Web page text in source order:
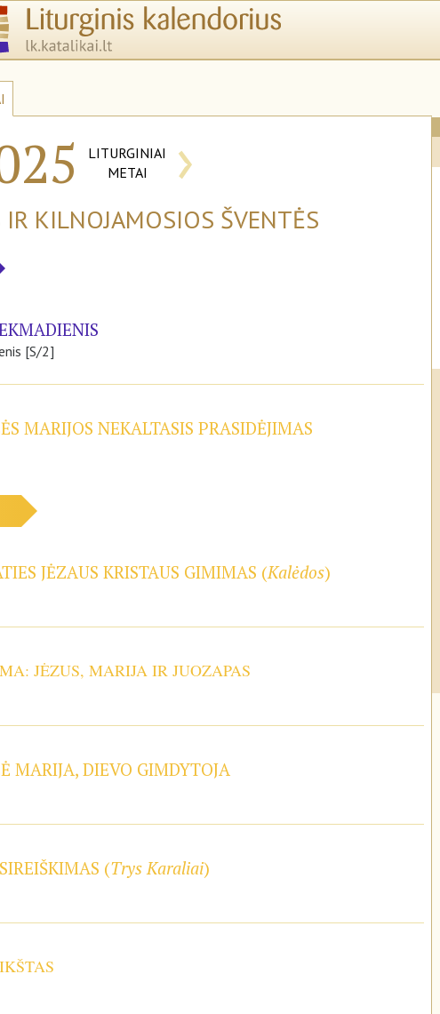
LITURGINIAI
METAI
›
KILNOJAMOSIOS ŠVENTĖS
[S/2]
MARIJOS NEKALTASIS PRASIDĖJIMAS
JĖZAUS KRISTAUS GIMIMAS (Kalėdos)
JĖZUS, MARIJA IR JUOZAPAS
MARIJA, DIEVO GIMDYTOJA
(Trys Karaliai)